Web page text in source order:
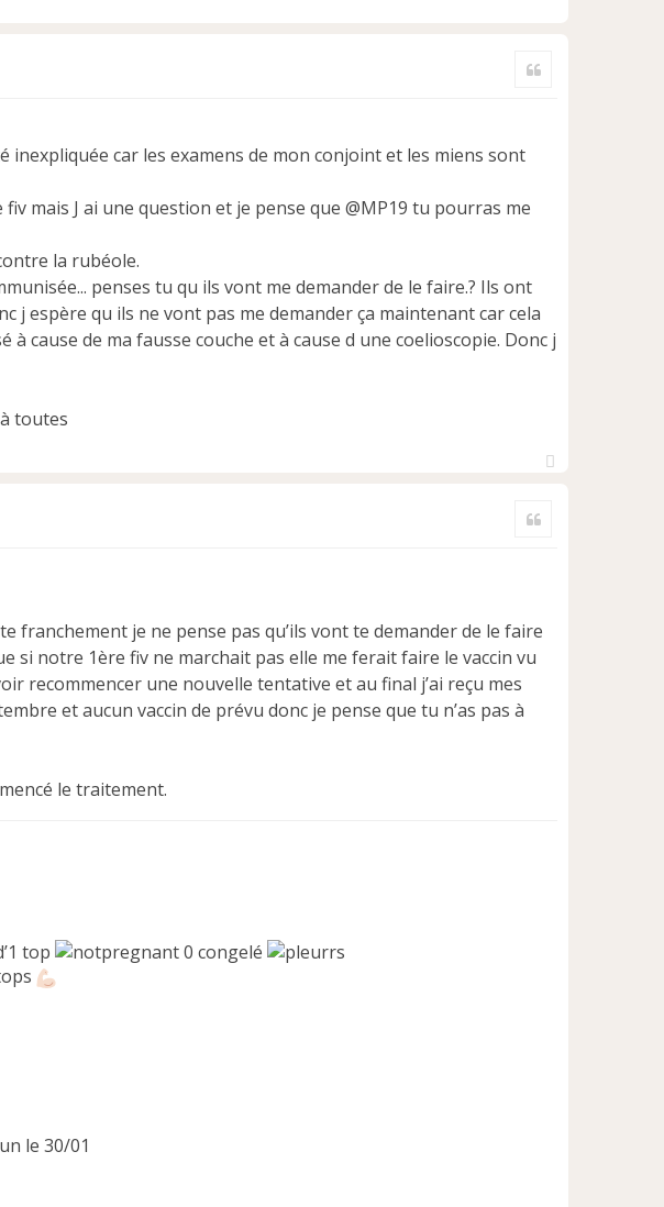
inexpliquée car les examens de mon conjoint et les miens sont
mais J ai une question et je pense que @MP19 tu pourras me
la rubéole.
penses tu qu ils vont me demander de le faire.? Ils ont
j espère qu ils ne vont pas me demander ça maintenant car cela
cause de ma fausse couche et à cause d une coelioscopie. Donc j
toutes
franchement je ne pense pas qu’ils vont te demander de le faire
si notre 1ère fiv ne marchait pas elle me ferait faire le vaccin vu
recommencer une nouvelle tentative et au final j’ai reçu mes
et aucun vaccin de prévu donc je pense que tu n’as pas à
le traitement.
top
0 congelé
le 30/01